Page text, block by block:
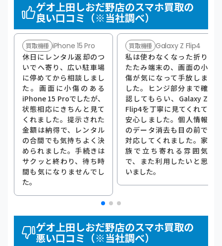
ゲオ上田しおだ野店のスマホ買取の
良い口コミ（※当社調べ）
買取機種 iPhone 15 Pro
休日にレンタル返却のつ
いでへ寄り、広い駐車場
に停めてから相談しまし
た。画面に小傷のある
iPhone 15 Proでしたが、
状態相応にきちんと見て
くれました。提示された
金額は納得で、レンタル
の合間でも気持ちよく決
められました。手続きは
サクッと終わり、待ち時
間も気になりませんでし
た。
買取機種 Galaxy Z Flip4
私は使わなくなった折り
たたみ端末の、画面の小
傷が気になって手放しま
した。ヒンジ部分まで確
認してもらい、Galaxy Z
Flip4を丁寧に見てくれて
安心しました。個人情報
のデータ消去も目の前で
対応してくれました。家
族で立ち寄れる雰囲気
で、また利用したいと思
いました。
ゲオ上田しおだ野店のスマホ買取の
悪い口コミ（※当社調べ）